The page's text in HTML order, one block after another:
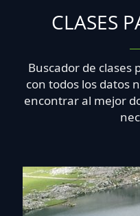
CLASES
Buscador de clases
con todos los datos
encontrar al mejor